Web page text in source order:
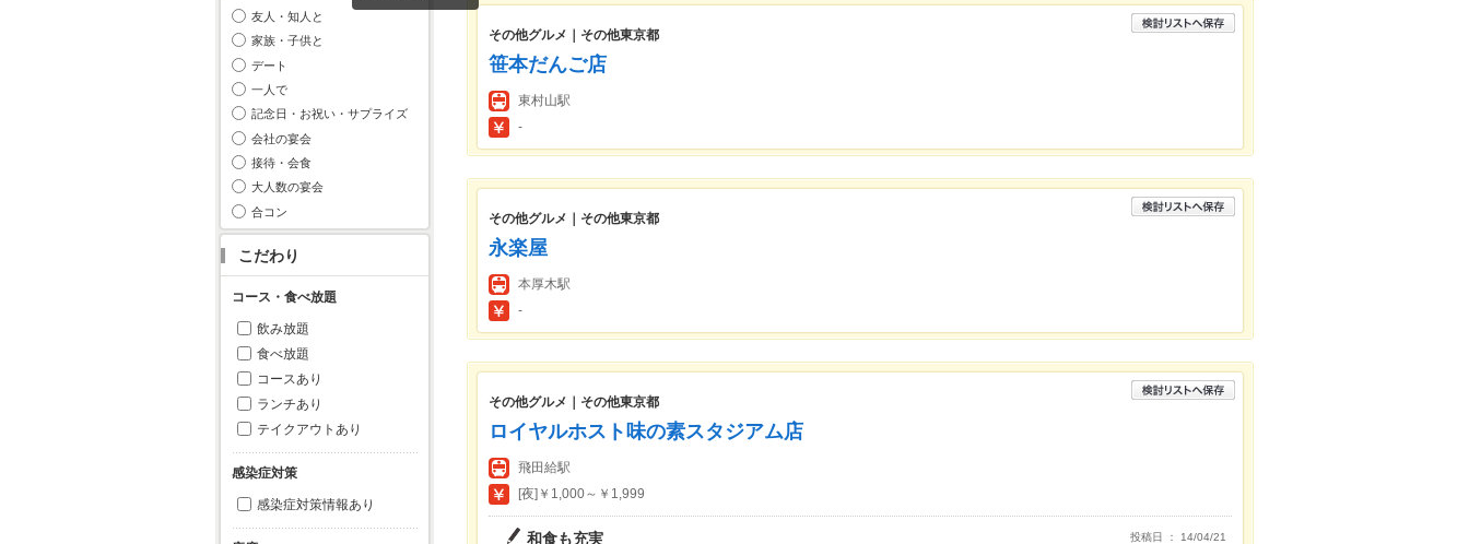
友人・知人と
家族・子供と
デート
一人で
記念日・お祝い・サプライズ
会社の宴会
接待・会食
大人数の宴会
合コン
こだわり
コース・食べ放題
飲み放題
食べ放題
コースあり
ランチあり
テイクアウトあり
感染症対策
感染症対策情報あり
その他グルメ｜その他東京都
笹本だんご店
東村山駅
-
その他グルメ｜その他東京都
永楽屋
本厚木駅
-
その他グルメ｜その他東京都
ロイヤルホスト味の素スタジアム店
飛田給駅
[夜]￥1,000～￥1,999
投稿日 ： 14/04/21
和食も充実